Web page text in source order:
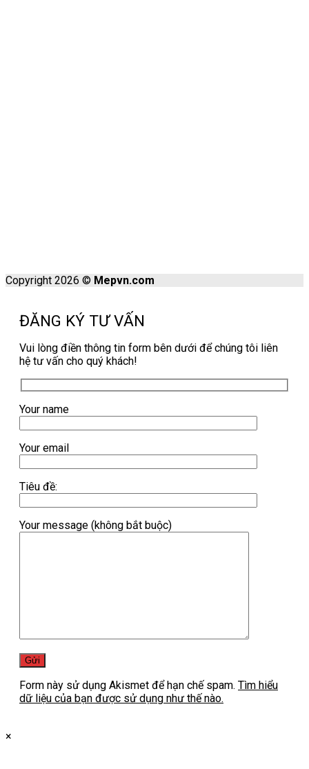
Copyright 2026 © Mepvn.com
ĐĂNG KÝ TƯ VẤN
Vui lòng điền thông tin form bên dưới để chúng tôi liên
hệ tư vấn cho quý khách!
Your name
Your email
Tiêu đề:
Your message (không bắt buộc)
Form này sử dụng Akismet để hạn chế spam. Tìm hiểu
dữ liệu của bạn được sử dụng như thế nào.
×